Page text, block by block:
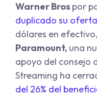
Warner Bros por
duplicado su oferta
dólares en
Paramount, una
apoyo del consejo
Streaming ha
del 26% del